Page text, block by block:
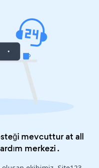
mevcuttur at all
merkezi.